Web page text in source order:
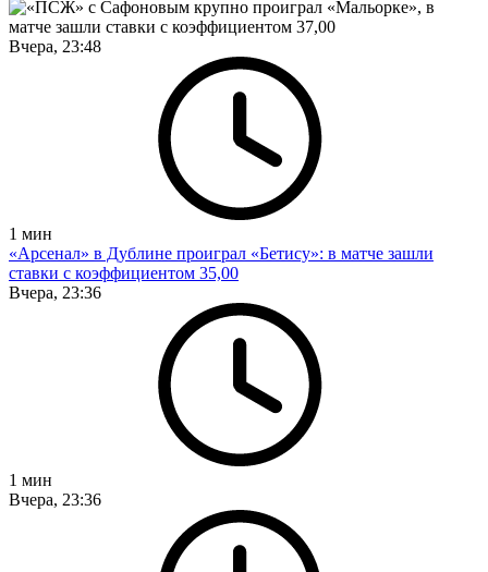
Вчера, 23:48
1 мин
«Арсенал» в Дублине проиграл «Бетису»: в матче зашли
ставки с коэффициентом 35,00
Вчера, 23:36
1 мин
Вчера, 23:36